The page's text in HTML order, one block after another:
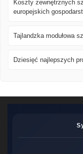
Koszty zewnętrznych
europejskich
Tajlandzka modułowa
Dziesięć najlepszych